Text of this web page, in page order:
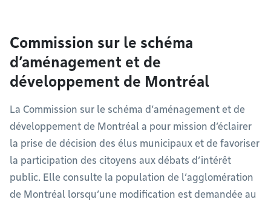
Commission sur le schéma
d’aménagement et de
développement de Montréal
La Commission sur le schéma d’aménagement et de
développement de Montréal a pour mission d’éclairer
la prise de décision des élus municipaux et de favoriser
la participation des citoyens aux débats d’intérêt
public. Elle consulte la population de l’agglomération
de Montréal lorsqu’une modification est demandée au